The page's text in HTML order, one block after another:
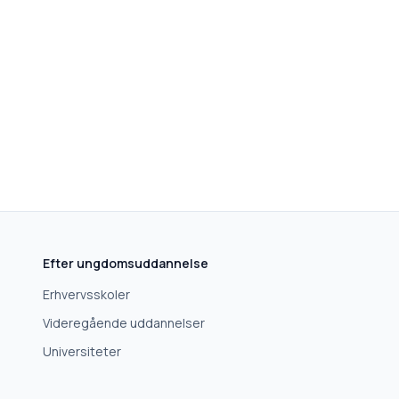
Efter ungdomsuddannelse
Erhvervsskoler
Videregående uddannelser
Universiteter